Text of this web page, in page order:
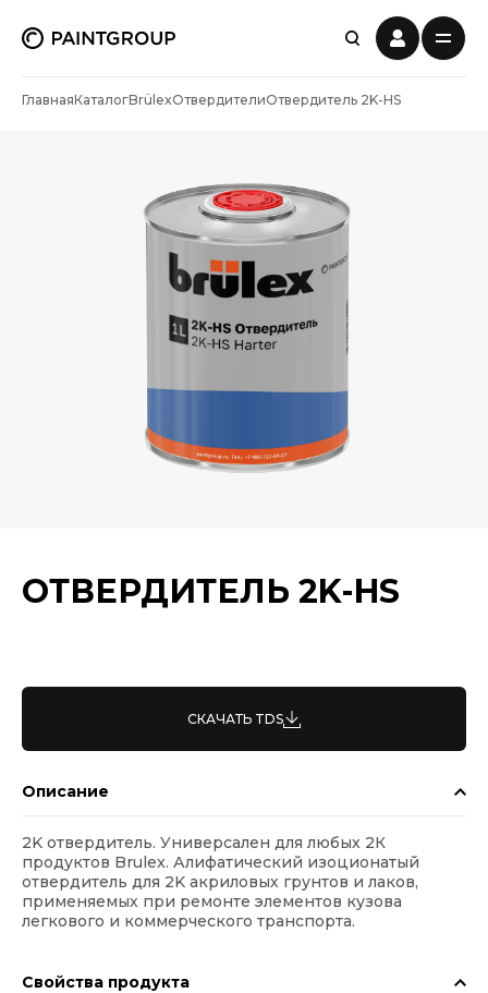
ГлавнаяКаталогBrülexОтвердителиОтвердитель 2K-HS
ОТВЕРДИТЕЛЬ 2K-HS
СКАЧАТЬ TDS
Описание
2K отвердитель. Универсален для любых 2К
продуктов Brulex. Алифатический изоционатый
отвердитель для 2K акриловых грунтов и лаков,
применяемых при ремонте элементов кузова
легкового и коммерческого транспорта.
Свойства продукта